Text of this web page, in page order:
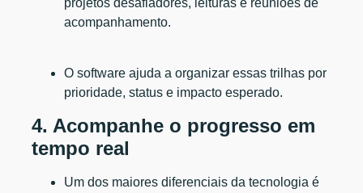
acompanhamento.
O software ajuda a organizar essas trilhas por
prioridade, status e impacto esperado.
4. Acompanhe o progresso em
tempo real
Um dos maiores diferenciais da tecnologia é